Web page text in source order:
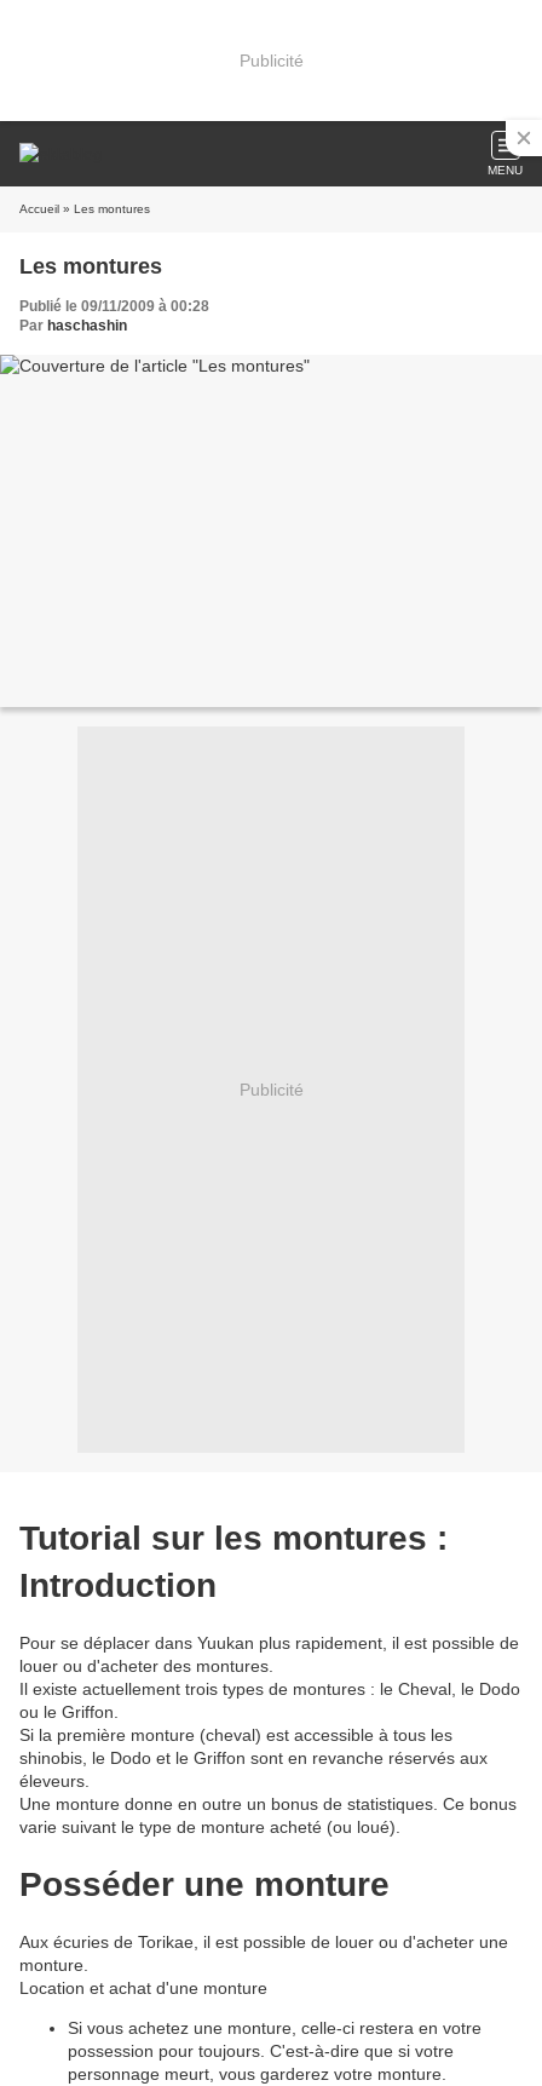
Publicité
MENU
Accueil » Les montures
Les montures
Publié le 09/11/2009 à 00:28
Par haschashin
Publicité
Tutorial sur les montures :
Introduction
Pour se déplacer dans Yuukan plus rapidement, il est possible de
louer ou d'acheter des montures.
Il existe actuellement trois types de montures : le Cheval, le Dodo
ou le Griffon.
Si la première monture (cheval) est accessible à tous les
shinobis, le Dodo et le Griffon sont en revanche réservés aux
éleveurs.
Une monture donne en outre un bonus de statistiques. Ce bonus
varie suivant le type de monture acheté (ou loué).
Posséder une monture
Aux écuries de Torikae, il est possible de louer ou d'acheter une
monture.
Location et achat d'une monture
Si vous achetez une monture, celle-ci restera en votre
possession pour toujours. C'est-à-dire que si votre
personnage meurt, vous garderez votre monture.